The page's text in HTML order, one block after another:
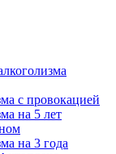
с провокацией
на 5 лет
на 3 года